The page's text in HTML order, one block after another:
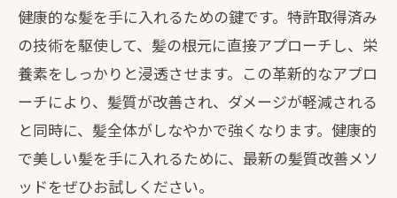
健康的な髪を手に入れるための鍵です。特許取得済み
の技術を駆使して、髪の根元に直接アプローチし、栄
養素をしっかりと浸透させます。この革新的なアプロ
ーチにより、髪質が改善され、ダメージが軽減される
と同時に、髪全体がしなやかで強くなります。健康的
で美しい髪を手に入れるために、最新の髪質改善メソ
ッドをぜひお試しください。